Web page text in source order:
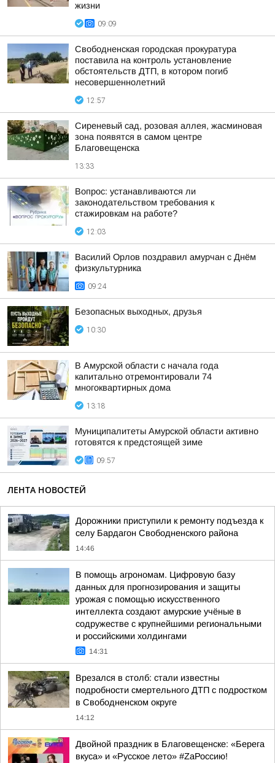
жизни
09:09
Свободненская городская прокуратура
поставила на контроль установление
обстоятельств ДТП, в котором погиб
несовершеннолетний
12:57
Сиреневый сад, розовая аллея, жасминовая
зона появятся в самом центре
Благовещенска
13:33
Вопрос: устанавливаются ли
законодательством требования к
стажировкам на работе?
12:03
Василий Орлов поздравил амурчан с Днём
физкультурника
09:24
Безопасных выходных, друзья
10:30
В Амурской области с начала года
капитально отремонтировали 74
многоквартирных дома
13:18
Муниципалитеты Амурской области активно
готовятся к предстоящей зиме
09:57
ЛЕНТА НОВОСТЕЙ
Дорожники приступили к ремонту подъезда к
селу Бардагон Свободненского района
14:46
В помощь агрономам. Цифровую базу
данных для прогнозирования и защиты
урожая с помощью искусственного
интеллекта создают амурские учёные в
содружестве с крупнейшими региональными
и российскими холдингами
14:31
Врезался в столб: стали известны
подробности смертельного ДТП с подростком
в Свободненском округе
14:12
Двойной праздник в Благовещенске: «Берега
вкуса» и «Русское лето» #ZaРоссию!